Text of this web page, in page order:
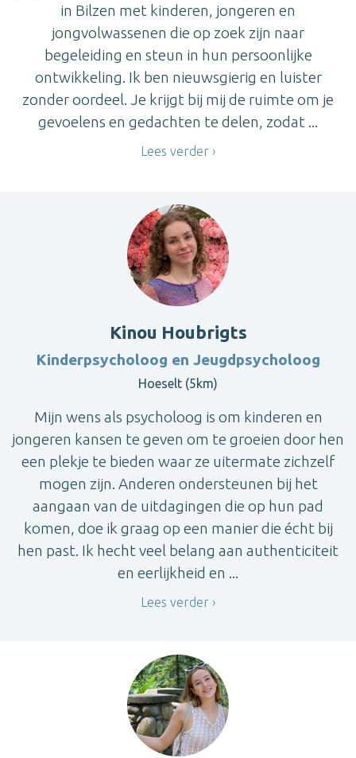
in Bilzen met kinderen, jongeren en
jongvolwassenen die op zoek zijn naar
begeleiding en steun in hun persoonlijke
ontwikkeling. Ik ben nieuwsgierig en luister
zonder oordeel. Je krijgt bij mij de ruimte om je
gevoelens en gedachten te delen, zodat ...
Lees verder
Kinou Houbrigts
Kinderpsycholoog en Jeugdpsycholoog
Hoeselt (5km)
Mijn wens als psycholoog is om kinderen en
jongeren kansen te geven om te groeien door hen
een plekje te bieden waar ze uitermate zichzelf
mogen zijn. Anderen ondersteunen bij het
aangaan van de uitdagingen die op hun pad
komen, doe ik graag op een manier die écht bij
hen past. Ik hecht veel belang aan authenticiteit
en eerlijkheid en ...
Lees verder